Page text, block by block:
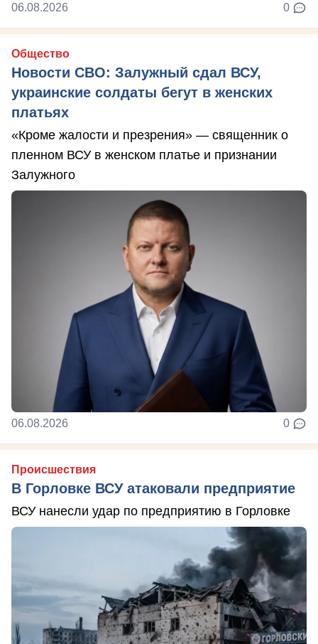
06.08.2026 0
Общество
Новости СВО: Залужный сдал ВСУ,
украинские солдаты бегут в женских
платьях
«Кроме жалости и презрения» — священник о
пленном ВСУ в женском платье и признании
Залужного
06.08.2026 0
Происшествия
В Горловке ВСУ атаковали предприятие
ВСУ нанесли удар по предприятию в Горловке